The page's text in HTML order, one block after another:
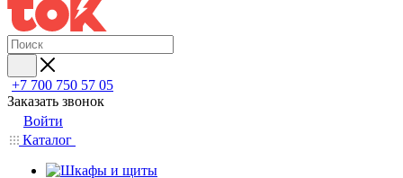
+7 700 750 57 05
Заказать звонок
Войти
Каталог